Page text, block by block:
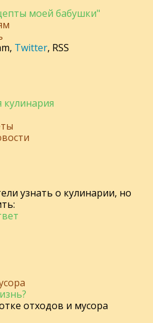
моей бабушки"
, Twitter, RSS
кулинария
узнать о кулинарии, но
отходов и мусора